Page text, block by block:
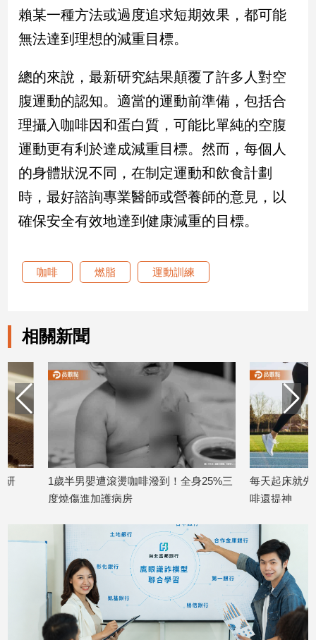
生
活
築/
室
內
設
計
旅
遊/
美
食
星
理
消
康/
感
情
藝
術
／
文
賴某一種方法或過度追求短期效果，都可能
無法達到理想的減重目標。
總的來說，最新研究結果顛覆了許多人對空
腹運動的認知。適當的運動前準備，包括合
理攝入咖啡因和蛋白質，可能比單純的空腹
運動更有利於達成減重目標。然而，每個人
的身體狀況不同，在制定運動和飲食計劃
時，最好諮詢專業醫師或營養師的意見，以
確保安全有效地達到健康減重的目標。
咖啡 燃脂 運動訓練
相關新聞
1歲半男嬰遭滾燙咖啡潑到！全身25%三
度燒傷進加護病房
每天起床就先跳50！
啡還提神